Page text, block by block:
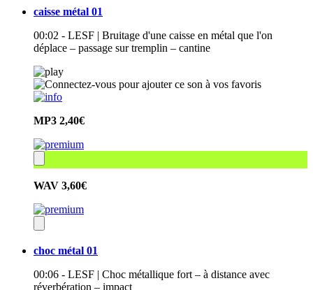
caisse métal 01
00:02 - LESF | Bruitage d'une caisse en métal que l'on
déplace – passage sur tremplin – cantine
MP3 2,40€
WAV 3,60€
choc métal 01
00:06 - LESF | Choc métallique fort – à distance avec
réverbération – impact